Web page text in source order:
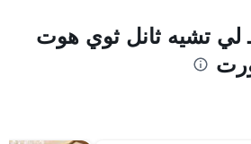
لي تشيه ثانل ثوي هوت